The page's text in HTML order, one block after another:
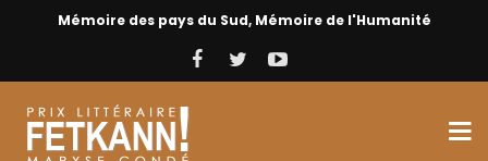
Mémoire des pays du Sud, Mémoire de l'Humanité